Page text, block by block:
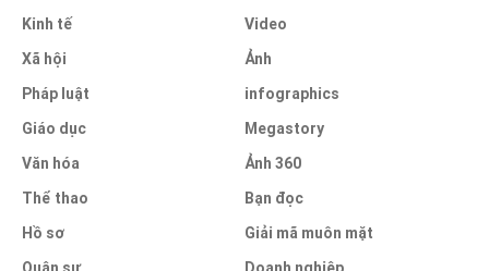
Kinh tế
Xã hội
Pháp luật
Giáo dục
Văn hóa
Thể thao
Hồ sơ
Video
Ảnh
infographics
Megastory
Ảnh 360
Bạn đọc
Giải mã muôn mặt